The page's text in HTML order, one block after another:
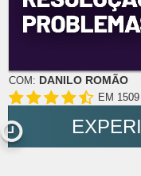
COM: DANILO ROMÃO
EM